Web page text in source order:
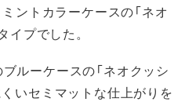
ントカラーケースの「ネオ
イプでした。
ルーケースの「ネオクッシ
いセミマットな仕上がりを